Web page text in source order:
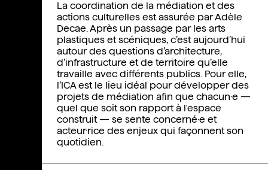
La coordination de la médiation et des
actions culturelles est assurée par Adèle
Decae. Après un passage par les arts
plastiques et scéniques, c’est aujourd’hui
autour des questions d’architecture,
d’infrastructure et de territoire qu’elle
travaille avec différents publics. Pour elle,
l’ICA est le lieu idéal pour développer des
projets de médiation afin que chacun·e —
quel que soit son rapport à l'espace
construit — se sente concerné·e et
acteur·rice des enjeux qui façonnent son
quotidien.